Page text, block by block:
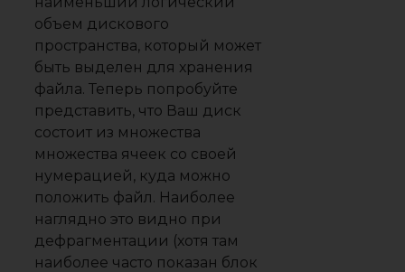
объем дискового
пространства, который может
быть выделен для хранения
файла. Теперь попробуйте
представить, что Ваш диск
состоит из множества
множества ячеек со своей
нумерацией, куда можно
положить файл. Наиболее
наглядно это видно при
дефрагментации (хотя там
наиболее часто показан блок